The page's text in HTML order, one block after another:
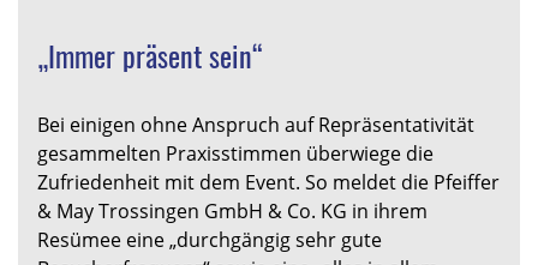
„Immer präsent sein“
Bei einigen ohne Anspruch auf Repräsentativität
gesammelten Praxisstimmen überwiege die
Zufriedenheit mit dem Event. So meldet die Pfeiffer
& May Trossingen GmbH & Co. KG in ihrem
Resümee eine „durchgängig sehr gute